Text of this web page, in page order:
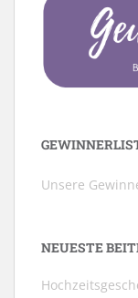
Unsere
NEUESTE